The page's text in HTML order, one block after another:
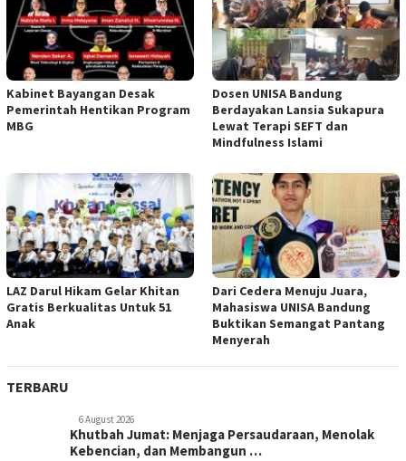
Kabinet Bayangan Desak
Pemerintah Hentikan Program
MBG
Dosen UNISA Bandung
Berdayakan Lansia Sukapura
Lewat Terapi SEFT dan
Mindfulness Islami
LAZ Darul Hikam Gelar Khitan
Gratis Berkualitas Untuk 51
Anak
Dari Cedera Menuju Juara,
Mahasiswa UNISA Bandung
Buktikan Semangat Pantang
Menyerah
TERBARU
6 August 2026
Khutbah Jumat: Menjaga Persaudaraan, Menolak
Kebencian, dan Membangun …